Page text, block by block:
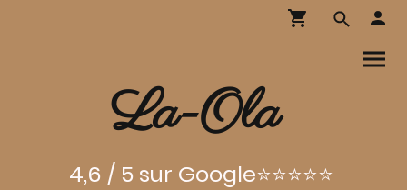
La-Ola
4,6 / 5 sur Google⭐⭐⭐⭐⭐